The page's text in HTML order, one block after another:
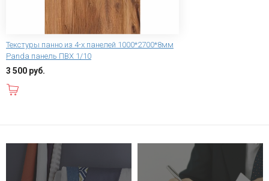
Текстуры панно из 4-х панелей 1000*2700*8мм
Panda панель ПВХ 1/10
3 500 руб.